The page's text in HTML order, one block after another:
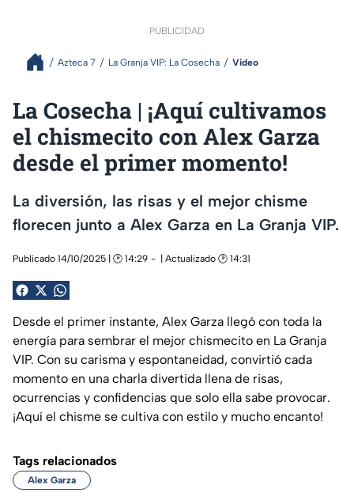
PUBLICIDAD
Azteca 7 La Granja VIP: La Cosecha Video
La Cosecha | ¡Aquí cultivamos
el chismecito con Alex Garza
desde el primer momento!
La diversión, las risas y el mejor chisme
florecen junto a Alex Garza en La Granja VIP.
Publicado 14/10/2025 | 🕑 14:29 | Actualizado 🕑 14:31
Desde el primer instante, Alex Garza llegó con toda la
energía para sembrar el mejor chismecito en La Granja
VIP. Con su carisma y espontaneidad, convirtió cada
momento en una charla divertida llena de risas,
ocurrencias y confidencias que solo ella sabe provocar.
¡Aquí el chisme se cultiva con estilo y mucho encanto!
Tags relacionados
Alex Garza